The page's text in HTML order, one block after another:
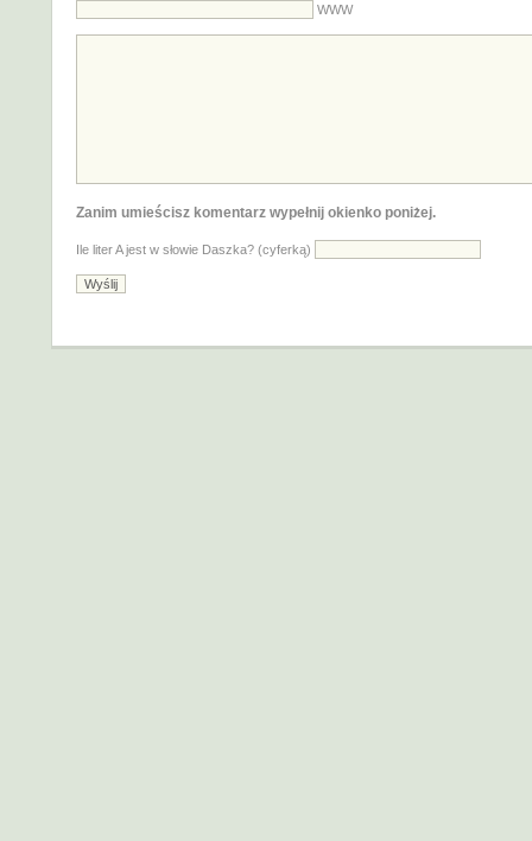
WWW
Zanim umieścisz komentarz wypełnij okienko poniżej.
Ile liter A jest w słowie Daszka? (cyferką)